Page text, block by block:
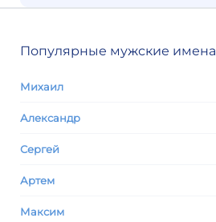
Популярные мужские имена
Михаил
Александр
Сергей
Артем
Максим